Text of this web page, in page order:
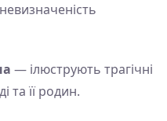
— ілюструють трагічні
та її родин.